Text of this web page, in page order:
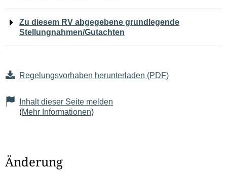
Zu diesem RV abgegebene grundlegende
Stellungnahmen/Gutachten
Regelungsvorhaben herunterladen (PDF)
Inhalt dieser Seite melden
(Mehr Informationen)
Änderung